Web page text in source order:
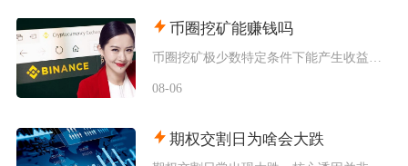
币圈挖矿能赚钱吗
08-06
期权交割日为啥会大跌